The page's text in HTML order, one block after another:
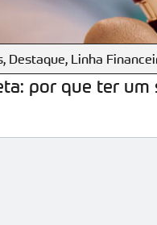
, Destaque, Linha
por que ter